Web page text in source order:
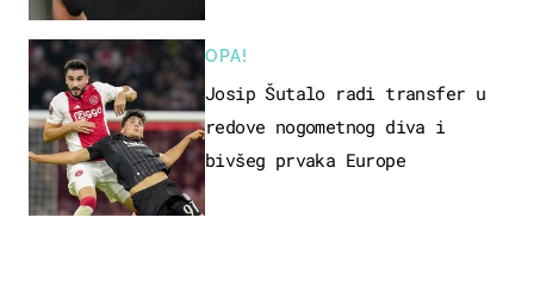
OPA!
Josip Šutalo radi transfer u
redove nogometnog diva i
bivšeg prvaka Europe